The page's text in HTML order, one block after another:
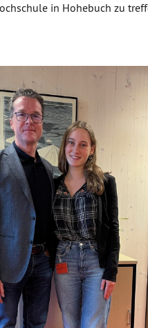
in Hohebuch zu